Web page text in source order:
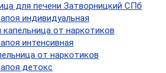
для печени Затворницкий СПб
индивидуальная
от наркотиков
интенсивная
от наркотиков
детокс